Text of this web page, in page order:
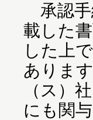
承認手
載した
した上
ありま
（ス）
にも関